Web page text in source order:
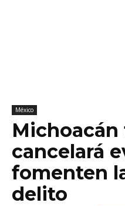
México
cancelará
fomenten
delito